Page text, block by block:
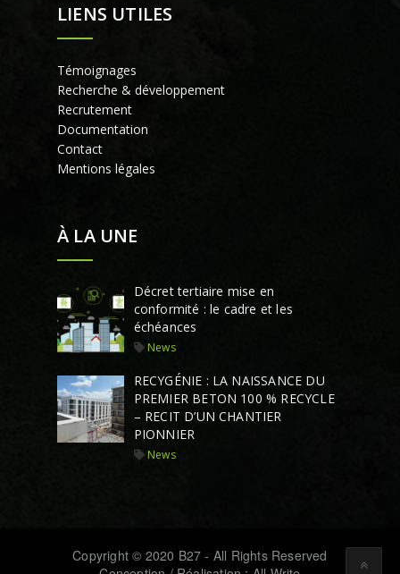
LIENS UTILES
Témoignages
Recherche & développement
Recrutement
Documentation
Contact
Mentions légales
À LA UNE
Décret tertiaire mise en
conformité : le cadre et les
échéances
News
RECYGÉNIE : LA NAISSANCE DU
PREMIER BETON 100 % RECYCLE
– RECIT D’UN CHANTIER
PIONNIER
News
Copyright © 2020 B27 - All Rights Reserved